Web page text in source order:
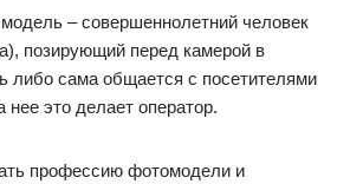
– совершеннолетний человек
позирующий перед камерой в
либо сама общается с посетителями
нее это делает оператор.
профессию фотомодели и